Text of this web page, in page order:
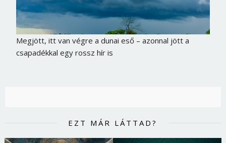
Megjött, itt van végre a dunai eső – azonnal jött a
csapadékkal egy rossz hír is
EZT MÁR LÁTTAD?